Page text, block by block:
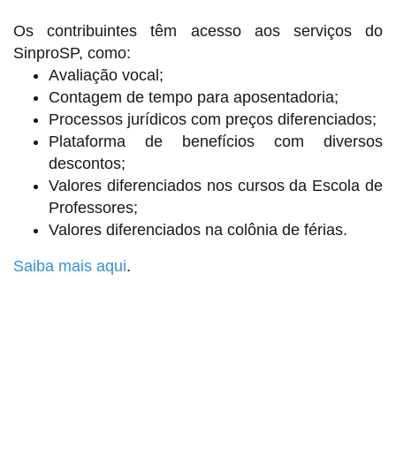
Os contribuintes têm acesso aos serviços do
SinproSP, como:
Avaliação vocal;
Contagem de tempo para aposentadoria;
Processos jurídicos com preços diferenciados;
Plataforma de benefícios com diversos
descontos;
Valores diferenciados nos cursos da Escola de
Professores;
Valores diferenciados na colônia de férias.
Saiba mais aqui.